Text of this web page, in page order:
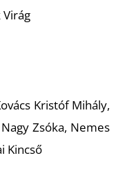
Virág
Kristóf Mihály,
Zsóka, Nemes
Kincső